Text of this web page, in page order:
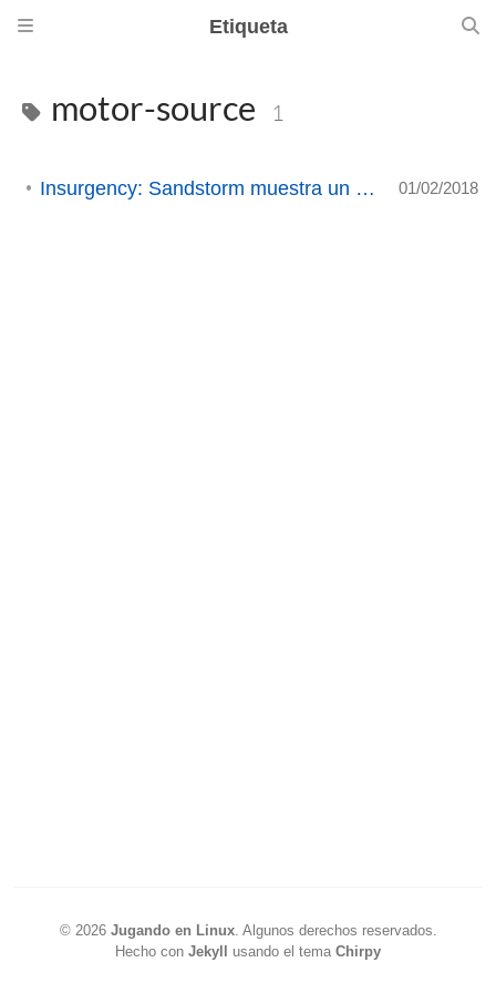
Etiqueta
motor-source 1
Insurgency: Sandstorm muestra un nuevo trailer. 01/02/2018
© 2026 Jugando en Linux. Algunos derechos reservados.
Hecho con Jekyll usando el tema Chirpy